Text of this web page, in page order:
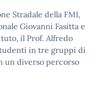
Stradale della FMI,
Giovanni Fasitta e
il Prof. Alfredo
in tre gruppi di
un diverso percorso